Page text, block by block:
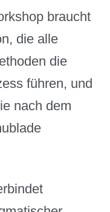
braucht
die alle
die
führen, und
nach dem